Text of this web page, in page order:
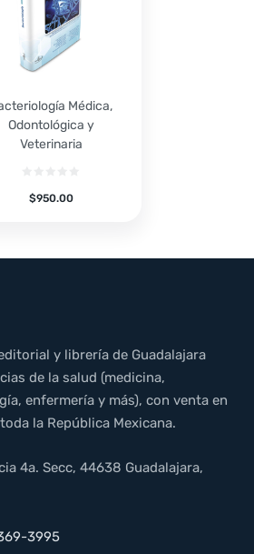
Médica,
Odontológica y
Veterinaria
$950.00
y librería de Guadalajara
de la salud (medicina,
enfermería y más), con venta en
la República Mexicana.
4a. Secc, 44638 Guadalajara,
3995